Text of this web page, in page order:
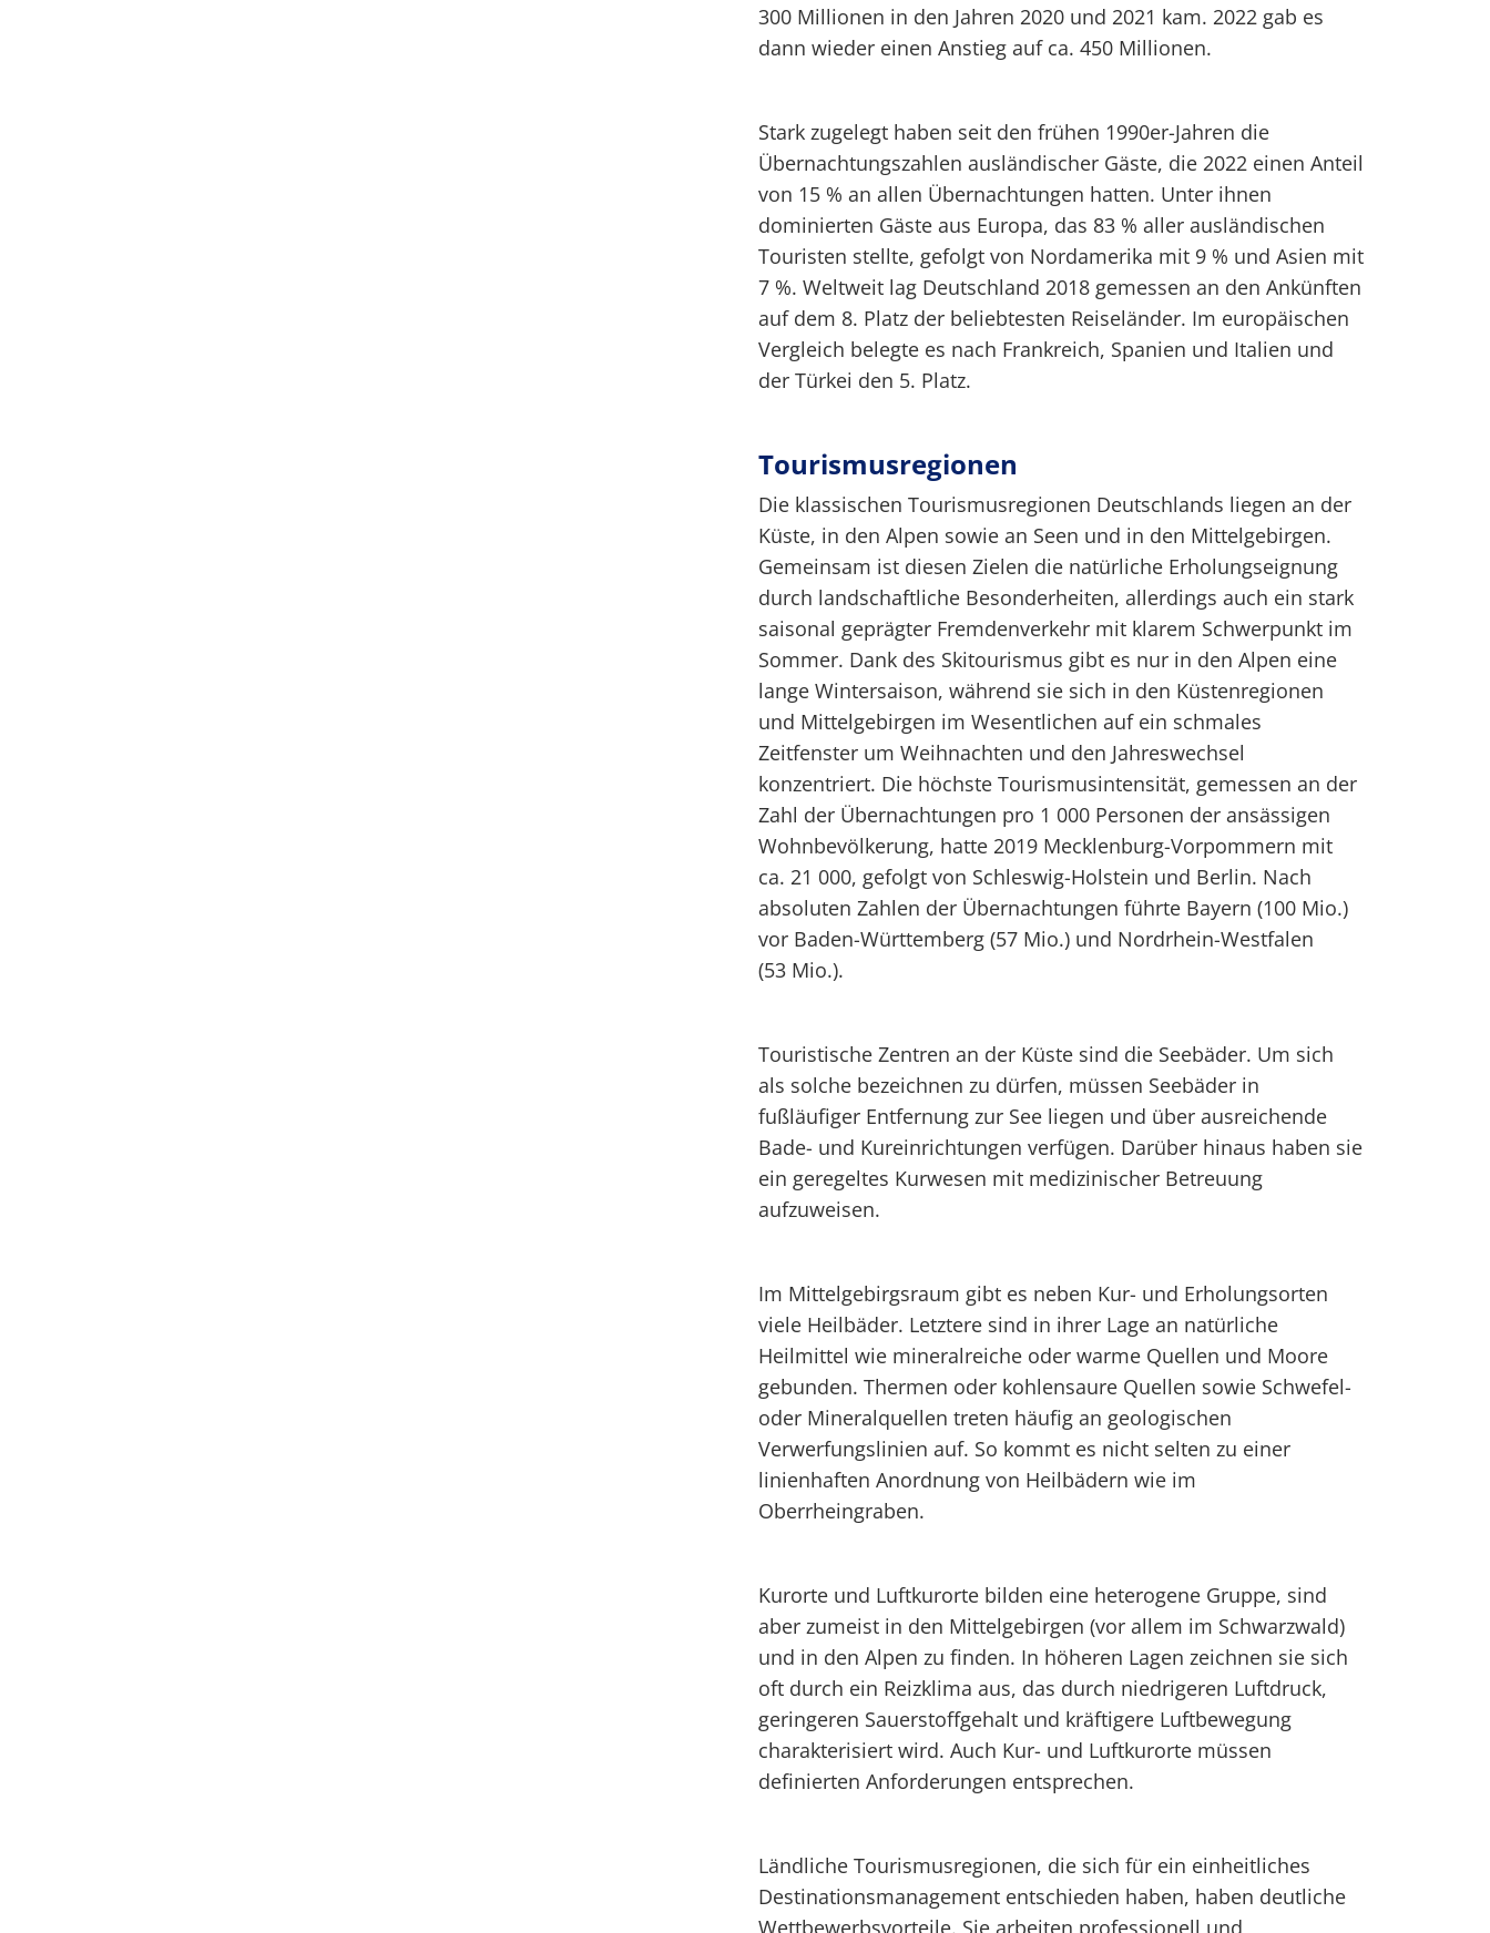
300 Millionen in den Jahren 2020 und 2021 kam. 2022 gab es
dann wieder einen Anstieg auf ca. 450 Millionen.
Stark zugelegt haben seit den frühen 1990er-Jahren die
Übernachtungszahlen ausländischer Gäste, die 2022 einen Anteil
von 15 % an allen Übernachtungen hatten. Unter ihnen
dominierten Gäste aus Europa, das 83 % aller ausländischen
Touristen stellte, gefolgt von Nordamerika mit 9 % und Asien mit
7 %. Weltweit lag Deutschland 2018 gemessen an den Ankünften
auf dem 8. Platz der beliebtesten Reiseländer. Im europäischen
Vergleich belegte es nach Frankreich, Spanien und Italien und
der Türkei den 5. Platz.
Tourismusregionen
Die klassischen Tourismusregionen Deutschlands liegen an der
Küste, in den Alpen sowie an Seen und in den Mittelgebirgen.
Gemeinsam ist diesen Zielen die natürliche Erholungseignung
durch landschaftliche Besonderheiten, allerdings auch ein stark
saisonal geprägter Fremdenverkehr mit klarem Schwerpunkt im
Sommer. Dank des Skitourismus gibt es nur in den Alpen eine
lange Wintersaison, während sie sich in den Küstenregionen
und Mittelgebirgen im Wesentlichen auf ein schmales
Zeitfenster um Weihnachten und den Jahreswechsel
konzentriert. Die höchste Tourismusintensität, gemessen an der
Zahl der Übernachtungen pro 1 000 Personen der ansässigen
Wohnbevölkerung, hatte 2019 Mecklenburg-Vorpommern mit
ca. 21 000, gefolgt von Schleswig-Holstein und Berlin. Nach
absoluten Zahlen der Übernachtungen führte Bayern (100 Mio.)
vor Baden-Württemberg (57 Mio.) und Nordrhein-Westfalen
(53 Mio.).
Touristische Zentren an der Küste sind die Seebäder. Um sich
als solche bezeichnen zu dürfen, müssen Seebäder in
fußläufiger Entfernung zur See liegen und über ausreichende
Bade- und Kureinrichtungen verfügen. Darüber hinaus haben sie
ein geregeltes Kurwesen mit medizinischer Betreuung
aufzuweisen.
Im Mittelgebirgsraum gibt es neben Kur- und Erholungsorten
viele Heilbäder. Letztere sind in ihrer Lage an natürliche
Heilmittel wie mineralreiche oder warme Quellen und Moore
gebunden. Thermen oder kohlensaure Quellen sowie Schwefel-
oder Mineralquellen treten häufig an geologischen
Verwerfungslinien auf. So kommt es nicht selten zu einer
linienhaften Anordnung von Heilbädern wie im
Oberrheingraben.
Kurorte und Luftkurorte bilden eine heterogene Gruppe, sind
aber zumeist in den Mittelgebirgen (vor allem im Schwarzwald)
und in den Alpen zu finden. In höheren Lagen zeichnen sie sich
oft durch ein Reizklima aus, das durch niedrigeren Luftdruck,
geringeren Sauerstoffgehalt und kräftigere Luftbewegung
charakterisiert wird. Auch Kur- und Luftkurorte müssen
definierten Anforderungen entsprechen.
Ländliche Tourismusregionen, die sich für ein einheitliches
Destinationsmanagement entschieden haben, haben deutliche
Wettbewerbsvorteile. Sie arbeiten professionell und